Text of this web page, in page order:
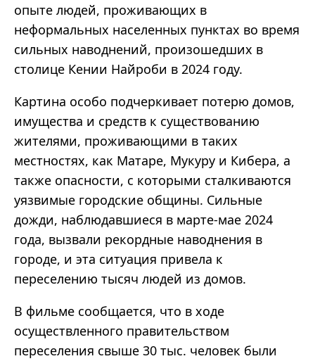
опыте людей, проживающих в
неформальных населенных пунктах во время
сильных наводнений, произошедших в
столице Кении Найроби в 2024 году.
Картина особо подчеркивает потерю домов,
имущества и средств к существованию
жителями, проживающими в таких
местностях, как Матаре, Мукуру и Кибера, а
также опасности, с которыми сталкиваются
уязвимые городские общины. Сильные
дожди, наблюдавшиеся в марте-мае 2024
года, вызвали рекордные наводнения в
городе, и эта ситуация привела к
переселению тысяч людей из домов.
В фильме сообщается, что в ходе
осуществленного правительством
переселения свыше 30 тыс. человек были